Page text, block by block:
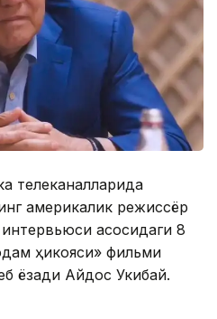
телеканалларида
америкалик режиссёр
асосидаги 8
ҳикояси» фильми
ёзади Айдос Укибай.